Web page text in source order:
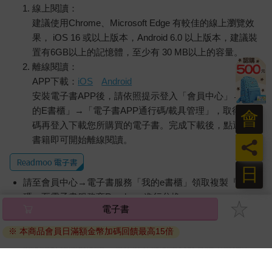
線上閱讀：
建議使用Chrome、Microsoft Edge 有較佳的線上瀏覽效
果， iOS 16 或以上版本，Android 6.0 以上版本，建議裝
置有6GB以上的記憶體，至少有 30 MB以上的容量。
離線閱讀：
APP下載： iOS
Android
安裝電子書APP後，請依照提示登入「會員中心」→「我
的E書櫃」→「電子書APP通行碼/載具管理」，取得通行
碼再登入下載您所購買的電子書。完成下載後，點選任一
書籍即可開始離線閱讀。
請至會員中心→電子書服務「我的e書櫃」領取複製『兌換
碼』至電子書服務商Readmoo進行兌換。
因版權保護，您在金石堂所購買的電子書僅能以金石堂專屬
的閱讀軟體開啟閱讀，無法以其他閱讀器或直接下載檔案。
電子書
※ 本商品會員日滿額金幣加碼回饋最高15倍
日
員
會